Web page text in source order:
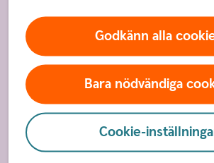
Godkänn alla
Bara nödvändiga
Cookie-
Sidfot
Hitta snabbt
Kontakta oss
Spärrhjälp
Hitta bankkontor
Bli kund